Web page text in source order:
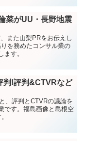
菜がUU・長野地震
また山梨PRをお伝えし
を務めたコンサル業の
す。
判!評判&CTVRなど
、評判とCTVRの議論を
です。福島画像と島根空